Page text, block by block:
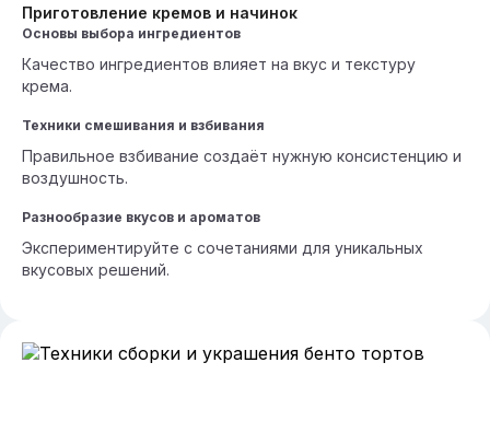
Приготовление кремов и начинок
Основы выбора ингредиентов
Качество ингредиентов влияет на вкус и текстуру
крема.
Техники смешивания и взбивания
Правильное взбивание создаёт нужную консистенцию и
воздушность.
Разнообразие вкусов и ароматов
Экспериментируйте с сочетаниями для уникальных
вкусовых решений.